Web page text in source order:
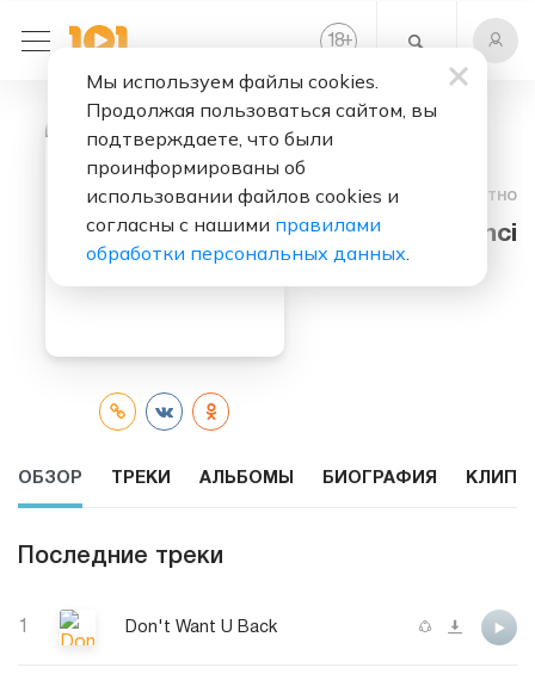
18+
Слушать бесплатно
Faruk Sabanci
ОБЗОР ТРЕКИ АЛЬБОМЫ БИОГРАФИЯ КЛИПЫ
Последние треки
Don't Want U Back
Мы используем файлы cookies.
Продолжая пользоваться сайтом, вы
подтверждаете, что были
проинформированы об
использовании файлов cookies и
согласны с нашими правилами
обработки персональных данных.